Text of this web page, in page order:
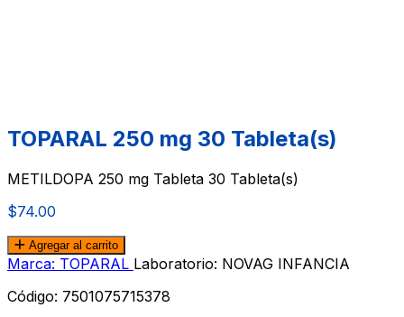
TOPARAL 250 mg 30 Tableta(s)
METILDOPA 250 mg Tableta 30 Tableta(s)
$74.00
Agregar al carrito
Marca: TOPARAL Laboratorio: NOVAG INFANCIA
Código: 7501075715378